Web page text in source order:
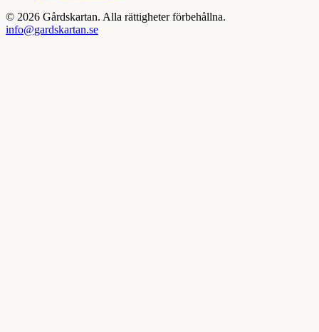
© 2026 Gårdskartan. Alla rättigheter förbehållna.
info@gardskartan.se